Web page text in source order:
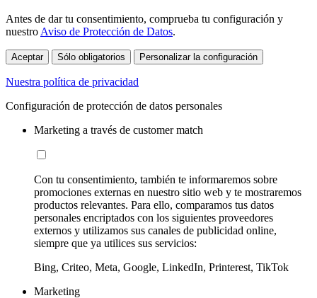
Antes de dar tu consentimiento, comprueba tu configuración y
nuestro Aviso de Protección de Datos.
Aceptar Sólo obligatorios Personalizar la configuración
Nuestra política de privacidad
Configuración de protección de datos personales
Marketing a través de customer match
Con tu consentimiento, también te informaremos sobre
promociones externas en nuestro sitio web y te mostraremos
productos relevantes. Para ello, comparamos tus datos
personales encriptados con los siguientes proveedores
externos y utilizamos sus canales de publicidad online,
siempre que ya utilices sus servicios:
Bing, Criteo, Meta, Google, LinkedIn, Printerest, TikTok
Marketing